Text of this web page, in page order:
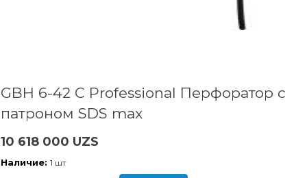
GBH 6-42 C Professional Перфоратор с
патроном SDS max
10 618 000 UZS
Наличие: 1 шт